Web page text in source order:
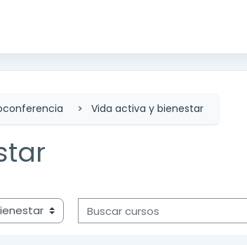
Vida activa y bienestar
Buscar cursos